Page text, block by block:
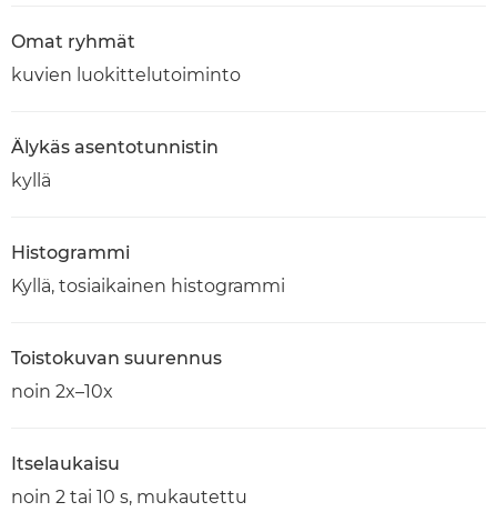
Omat ryhmät
kuvien luokittelutoiminto
Älykäs asentotunnistin
kyllä
Histogrammi
Kyllä, tosiaikainen histogrammi
Toistokuvan suurennus
noin 2x–10x
Itselaukaisu
noin 2 tai 10 s, mukautettu